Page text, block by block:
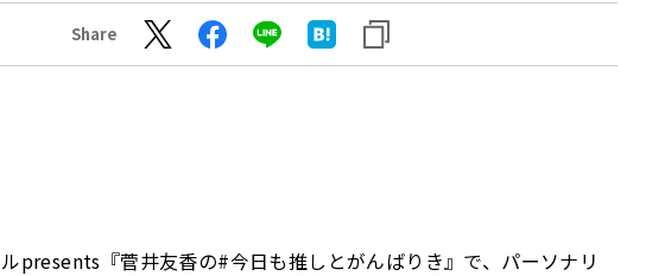
Share
presents『菅井友香の#今日も推しとがんばりき』で、パーソナリ